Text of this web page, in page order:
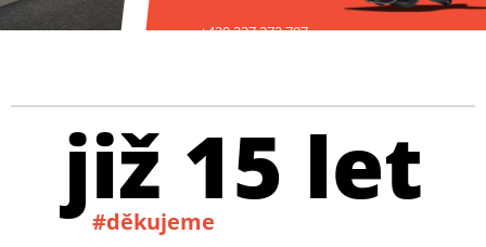
+420 227 272 797
již 15 let
#děkujeme